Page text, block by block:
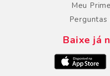
Meu
Baixe já